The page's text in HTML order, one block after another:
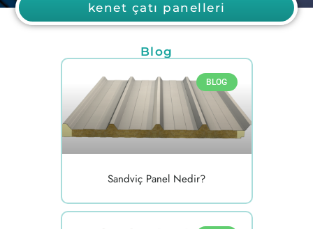
kenet çatı panelleri
Blog
BLOG
Sandviç Panel Nedir?